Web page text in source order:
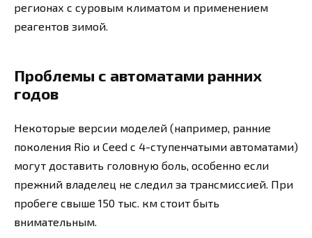
регионах с суровым климатом и применением
реагентов зимой.
Проблемы с автоматами ранних
годов
Некоторые версии моделей (например, ранние
поколения Rio и Ceed с 4-ступенчатыми автоматами)
могут доставить головную боль, особенно если
прежний владелец не следил за трансмиссией. При
пробеге свыше 150 тыс. км стоит быть
внимательным.